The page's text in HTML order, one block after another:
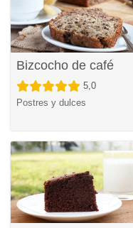
Bizcocho de café
5,0
Postres y dulces